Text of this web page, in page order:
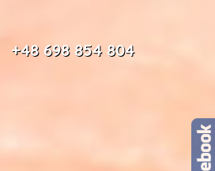
+48 698 854 804